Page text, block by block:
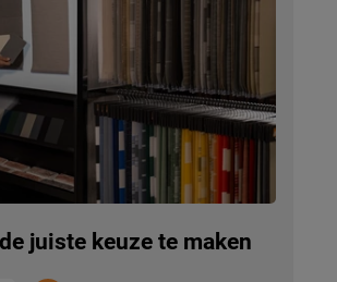
juiste keuze te maken